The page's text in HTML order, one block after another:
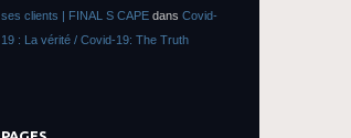
ses clients | FINAL S CAPE dans Covid-
19 : La vérité / Covid-19: The Truth